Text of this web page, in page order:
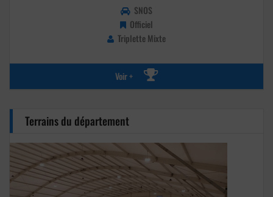
SNOS
Officiel
Triplette Mixte
Voir +
Terrains du département